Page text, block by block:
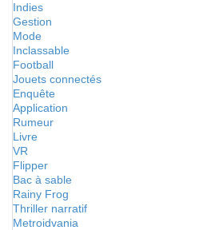
Indies
Gestion
Mode
Inclassable
Football
Jouets connectés
Enquête
Application
Rumeur
Livre
VR
Flipper
Bac à sable
Rainy Frog
Thriller narratif
Metroidvania